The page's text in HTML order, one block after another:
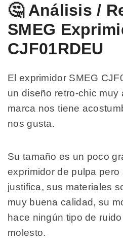
🤔 Análisis /
SMEG
CJF01RDEU
El exprimidor SMEG
un diseño retro-chic muy
marca nos tiene
nos gusta.
Su tamaño es un poco
exprimidor de pulpa
justifica, sus materiales
muy buena calidad, su
hace ningún tipo de
molesto.